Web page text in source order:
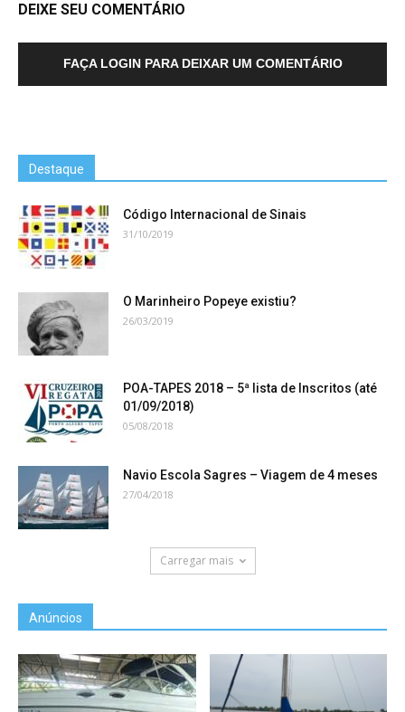
DEIXE SEU COMENTÁRIO
FAÇA LOGIN PARA DEIXAR UM COMENTÁRIO
Destaque
Código Internacional de Sinais
31/10/2019
O Marinheiro Popeye existiu?
26/03/2019
POA-TAPES 2018 – 5ª lista de Inscritos (até
01/09/2018)
05/08/2018
Navio Escola Sagres – Viagem de 4 meses
27/04/2018
Carregar mais
Anúncios